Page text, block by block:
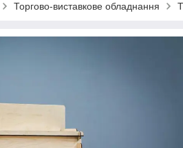
Торгово-виставкове обладнання